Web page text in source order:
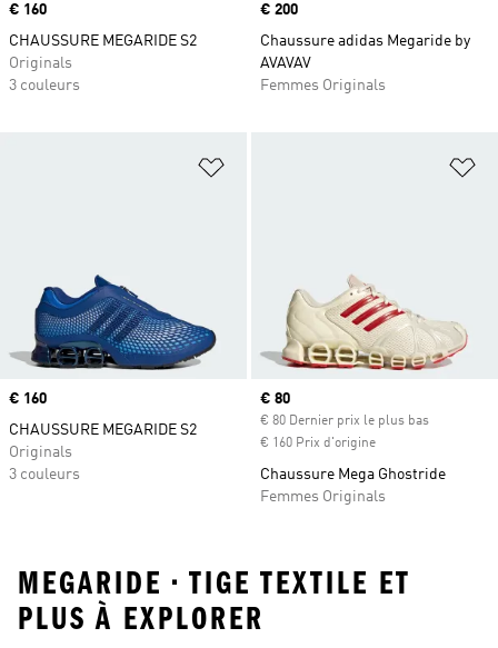
Prix
€ 160
CHAUSSURE MEGARIDE S2
Originals
3 couleurs
Prix
€ 200
Chaussure adidas Megaride by
AVAVAV
Femmes Originals
Ajouter à la Liste de produits
Prix
€ 160
CHAUSSURE MEGARIDE S2
Originals
3 couleurs
Prix actuel
€ 80
€ 80 Dernier prix le plus bas
€ 160 Prix d'origine
Chaussure Mega Ghostride
Femmes Originals
MEGARIDE • TIGE TEXTILE ET
PLUS À EXPLORER